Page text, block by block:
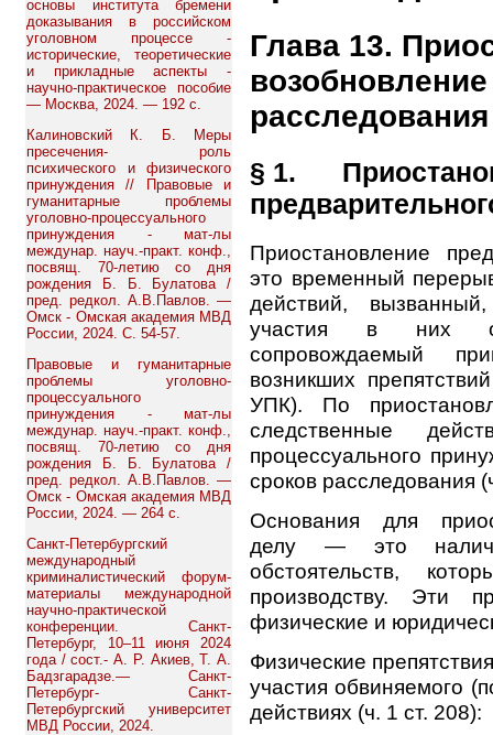
основы института бремени
доказывания в российском
уголовном процессе -
исторические, теоретические
и прикладные аспекты -
научно-практическое пособие
— Москва, 2024. — 192 с.
Калиновский К. Б. Меры
пресечения- роль
психического и физического
принуждения // Правовые и
гуманитарные проблемы
уголовно-процессуального
принуждения - мат-лы
междунар. науч.-практ. конф.,
посвящ. 70-летию со дня
рождения Б. Б. Булатова /
пред. редкол. А.В.Павлов. —
Омск - Омская академия МВД
России, 2024. С. 54-57.
Правовые и гуманитарные
проблемы уголовно-
процессуального
принуждения - мат-лы
междунар. науч.-практ. конф.,
посвящ. 70-летию со дня
рождения Б. Б. Булатова /
пред. редкол. А.В.Павлов. —
Омск - Омская академия МВД
России, 2024. — 264 с.
Санкт-Петербургский
международный
криминалистический форум-
материалы международной
научно-практической
конференции. Санкт-
Петербург, 10–11 июня 2024
года / сост.- А. Р. Акиев, Т. А.
Бадзгарадзе.— Санкт-
Петербург- Санкт-
Петербургский университет
МВД России, 2024.
Глава 13.
расследования
§ 1.
Приостановление
это временный
действий,
участия в них
сопровождаемый
возникших
УПК). По
следственные
процессуального
сроков расследования
Основания для
делу — это
обстоятельств,
производству. Эти
физические и
Физические
участия обвиняемого
действиях (ч. 1 ст. 208):